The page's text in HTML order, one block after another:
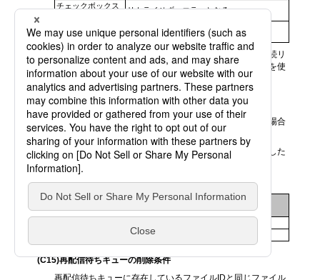
チェックボックス
リトライせず、エラーとなる
をオン
接続リトライを行う
再接続のリトライ回数と待ち時間は、「コネクション接続リ
トライ回数」と「コネクション接続リトライ待ち時間」を使
用します。
(C14)配信転送後異常時の処置
配信ファイルのクリア、または削除処理が異常終了した場合
の扱い
配信ファイルのクリアや削除は、集配信処理が正常終了した
場合に実行されます。
<表> 「配信転送後異常時の処置」の設定値
画面上の
選択肢
正常終了とし、正常時ジョブを実行する
(C15)再配信待ちキューの削除条件
再配信待ちキューに存在しているファイルIDと同じファイル